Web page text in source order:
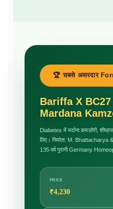
🏆 सबसे असरदार
Bariffa X
Mardana
Diabetes में मर्दाना कमज़ोरी,
लिए। निर्माता: M.
135 वर्ष पुरानी Germany
PRICE
₹4,230